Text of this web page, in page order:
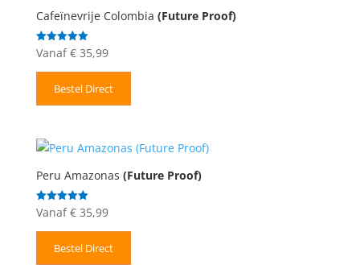
Cafeïnevrije Colombia (Future Proof)
Gewaardeerd
5.00
Vanaf €35,99
Bestel Direct
Peru Amazonas (Future Proof)
Gewaardeerd
5.00
Vanaf €35,99
Bestel Direct